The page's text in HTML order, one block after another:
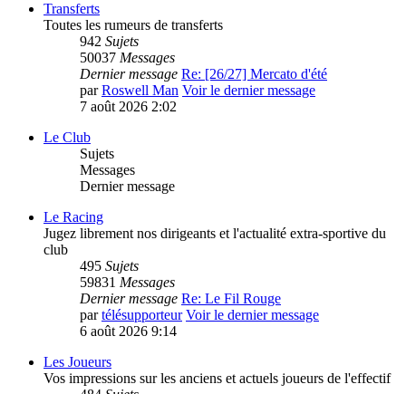
Transferts
Toutes les rumeurs de transferts
942 Sujets
50037 Messages
Dernier message Re: [26/27] Mercato d'été
parRoswell Man Voir le dernier message
7 août 2026 2:02
Le Club
Sujets
Messages
Dernier message
Le Racing
Jugez librement nos dirigeants et l'actualité extra-sportive du
club
495 Sujets
59831 Messages
Dernier message Re: Le Fil Rouge
partélésupporteur Voir le dernier message
6 août 2026 9:14
Les Joueurs
Vos impressions sur les anciens et actuels joueurs de l'effectif